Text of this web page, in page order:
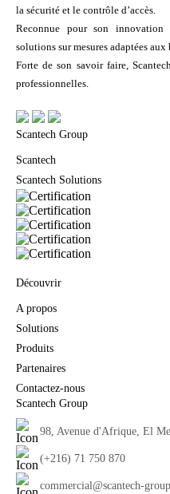
la sécurité et le contrôle d’accès.
Reconnue pour son
solutions sur mesures adaptées
Forte de son savoir faire,
professionnelles.
Scantech Group
Scantech
Scantech Solutions
Découvrir
A propos
Solutions
Produits
Partenaires
Contactez-nous
Scantech Group
98, Avenue d'Afrique, El
(+216) 71 750 870
commercial@scantech-